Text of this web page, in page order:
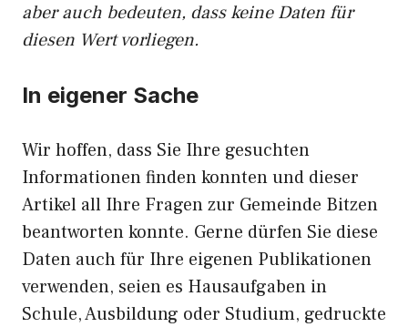
aber auch bedeuten, dass keine Daten für
diesen Wert vorliegen.
In eigener Sache
Wir hoffen, dass Sie Ihre gesuchten
Informationen finden konnten und dieser
Artikel all Ihre Fragen zur Gemeinde Bitzen
beantworten konnte. Gerne dürfen Sie diese
Daten auch für Ihre eigenen Publikationen
verwenden, seien es Hausaufgaben in
Schule, Ausbildung oder Studium, gedruckte